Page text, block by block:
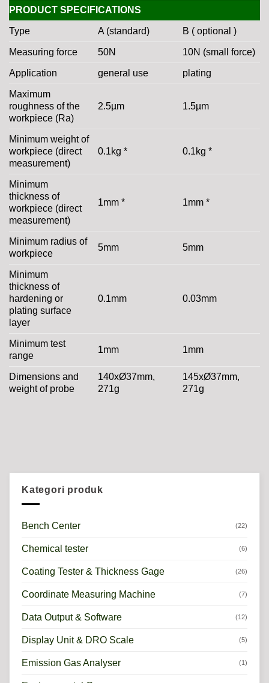
PRODUCT SPECIFICATIONS
Type A (standard) B ( optional )
Measuring force 50N 10N (small force)
Application general use plating
Maximum
roughness of the
workpiece (Ra)
2.5µm 1.5µm
Minimum weight of
workpiece (direct
measurement)
0.1kg * 0.1kg *
Minimum
thickness of
workpiece (direct
measurement)
1mm * 1mm *
Minimum radius of
workpiece
5mm 5mm
Minimum
thickness of
hardening or
plating surface
layer
0.1mm 0.03mm
Minimum test
range
1mm 1mm
Dimensions and
weight of probe
140xØ37mm,
271g
145xØ37mm,
271g
Kategori produk
Bench Center (22)
Chemical tester (6)
Coating Tester & Thickness Gage (26)
Coordinate Measuring Machine (7)
Data Output & Software (12)
Display Unit & DRO Scale (5)
Emission Gas Analyser (1)